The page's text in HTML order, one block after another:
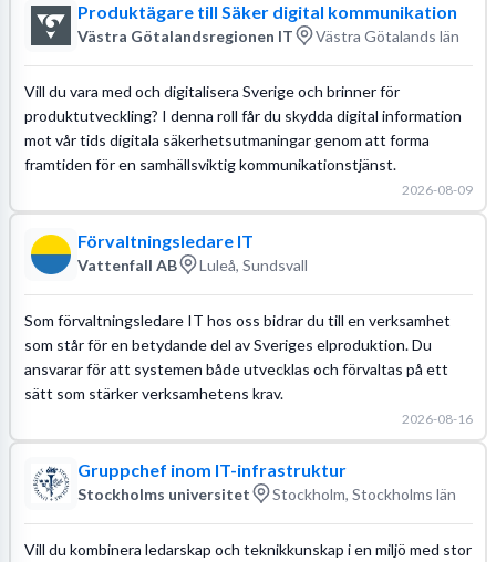
Produktägare till Säker digital kommunikation
Västra Götalandsregionen IT Västra Götalands län
Vill du vara med och digitalisera Sverige och brinner för
produktutveckling? I denna roll får du skydda digital information
mot vår tids digitala säkerhetsutmaningar genom att forma
framtiden för en samhällsviktig kommunikationstjänst.
2026-08-09
Förvaltningsledare IT
Vattenfall AB Luleå, Sundsvall
Som förvaltningsledare IT hos oss bidrar du till en verksamhet
som står för en betydande del av Sveriges elproduktion. Du
ansvarar för att systemen både utvecklas och förvaltas på ett
sätt som stärker verksamhetens krav.
2026-08-16
Gruppchef inom IT-infrastruktur
Stockholms universitet Stockholm, Stockholms län
Vill du kombinera ledarskap och teknikkunskap i en miljö med stor